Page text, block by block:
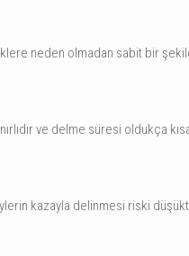
neden olmadan sabit bir
ve delme süresi oldukça
kazayla delinmesi riski